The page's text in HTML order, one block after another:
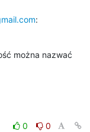
:
można nazwać
0
0